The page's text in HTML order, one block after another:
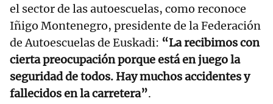
el sector de las autoescuelas, como reconoce
Iñigo Montenegro, presidente de la Federación
de Autoescuelas de Euskadi: “La recibimos con
cierta preocupación porque está en juego la
seguridad de todos. Hay muchos accidentes y
fallecidos en la carretera”.